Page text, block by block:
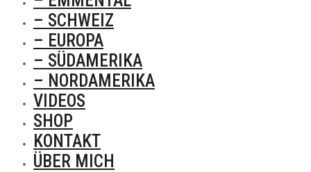
– SCHWEIZ
– EUROPA
– SÜDAMERIKA
– NORDAMERIKA
VIDEOS
SHOP
KONTAKT
ÜBER MICH